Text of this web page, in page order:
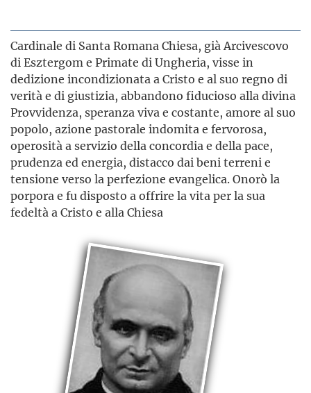
Cardinale di Santa Romana Chiesa, già Arcivescovo
di Esztergom e Primate di Ungheria, visse in
dedizione incondizionata a Cristo e al suo regno di
verità e di giustizia, abbandono fiducioso alla divina
Provvidenza, speranza viva e costante, amore al suo
popolo, azione pastorale indomita e fervorosa,
operosità a servizio della concordia e della pace,
prudenza ed energia, distacco dai beni terreni e
tensione verso la perfezione evangelica. Onorò la
porpora e fu disposto a offrire la vita per la sua
fedeltà a Cristo e alla Chiesa